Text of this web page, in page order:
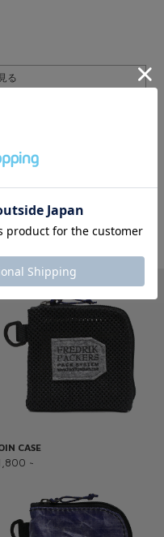
る
る場合もございますので、ご注意下さい
めの商品
CASE
~